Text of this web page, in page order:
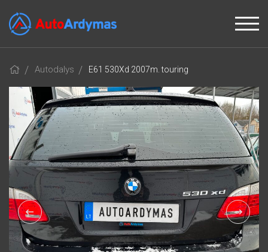
Autodalys E61 530Xd 2007m. touring